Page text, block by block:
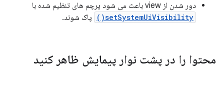
دور شدن از view باعث می شود پرچم های تنظیم شده با
setSystemUiVisibility() پاک شوند.
محتوا را در پشت نوار پیمایش ظاهر کنید